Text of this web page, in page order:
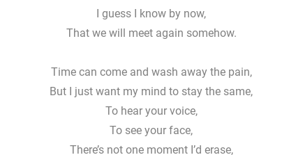
I guess I know by now,
That we will meet again somehow.
Time can come and wash away the pain,
But I just want my mind to stay the same,
To hear your voice,
To see your face,
There’s not one moment I’d erase,